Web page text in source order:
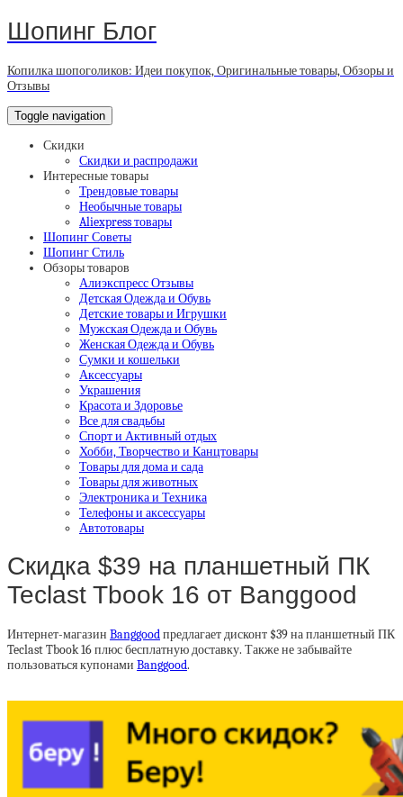
Шопинг Блог
Копилка шопоголиков: Идеи покупок, Оригинальные товары, Обзоры и
Отзывы
Toggle navigation
Скидки
Скидки и распродажи
Интересные товары
Трендовые товары
Необычные товары
Aliexpress товары
Шопинг Советы
Шопинг Стиль
Обзоры товаров
Алиэкспресс Отзывы
Детская Одежда и Обувь
Детские товары и Игрушки
Мужская Одежда и Обувь
Женская Одежда и Обувь
Сумки и кошельки
Аксессуары
Украшения
Красота и Здоровье
Все для свадьбы
Спорт и Активный отдых
Хобби, Творчество и Канцтовары
Товары для дома и сада
Товары для животных
Электроника и Техника
Телефоны и аксессуары
Автотовары
Скидка $39 на планшетный ПК
Teclast Tbook 16 от Banggood
Интернет-магазин Banggoodпредлагает дисконт $39 на планшетный ПК
Teclast Tbook 16 плюс бесплатную доставку. Также не забывайте
пользоваться купонами Banggood.